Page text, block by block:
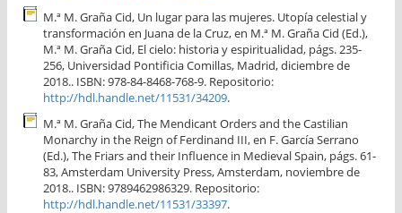
M.ª M. Graña Cid, Un lugar para las mujeres. Utopía celestial y
transformación en Juana de la Cruz, en M.ª M. Graña Cid (Ed.),
M.ª M. Graña Cid, El cielo: historia y espiritualidad, págs. 235-
256, Universidad Pontificia Comillas, Madrid, diciembre de
2018.. ISBN: 978-84-8468-768-9. Repositorio:
http://hdl.handle.net/11531/34209.
M.ª M. Graña Cid, The Mendicant Orders and the Castilian
Monarchy in the Reign of Ferdinand III, en F. García Serrano
(Ed.), The Friars and their Influence in Medieval Spain, págs. 61-
83, Amsterdam University Press, Amsterdam, noviembre de
2018.. ISBN: 9789462986329. Repositorio:
http://hdl.handle.net/11531/33397.